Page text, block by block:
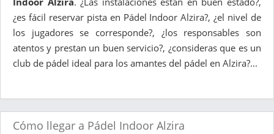
¿es fácil reservar pista en Pádel Indoor Alzira?, ¿el nivel de
los jugadores se corresponde?, ¿los responsables son
atentos y prestan un buen servicio?, ¿consideras que es un
club de pádel ideal para los amantes del pádel en Alzira?...
Cómo llegar a Pádel Indoor Alzira